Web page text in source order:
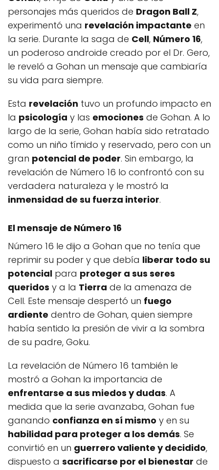
personajes más queridos de Dragon Ball Z,
experimentó una revelación impactante en
la serie. Durante la saga de Cell, Número 16,
un poderoso androide creado por el Dr. Gero,
le reveló a Gohan un mensaje que cambiaría
su vida para siempre.
Esta revelación tuvo un profundo impacto en
la psicología y las emociones de Gohan. A lo
largo de la serie, Gohan había sido retratado
como un niño tímido y reservado, pero con un
gran potencial de poder. Sin embargo, la
revelación de Número 16 lo confrontó con su
verdadera naturaleza y le mostró la
inmensidad de su fuerza interior.
El mensaje de Número 16
Número 16 le dijo a Gohan que no tenía que
reprimir su poder y que debía liberar todo su
potencial para proteger a sus seres
queridos y a la Tierra de la amenaza de
Cell. Este mensaje despertó un fuego
ardiente dentro de Gohan, quien siempre
había sentido la presión de vivir a la sombra
de su padre, Goku.
La revelación de Número 16 también le
mostró a Gohan la importancia de
enfrentarse a sus miedos y dudas. A
medida que la serie avanzaba, Gohan fue
ganando confianza en sí mismo y en su
habilidad para proteger a los demás. Se
convirtió en un guerrero valiente y decidido,
dispuesto a sacrificarse por el bienestar de